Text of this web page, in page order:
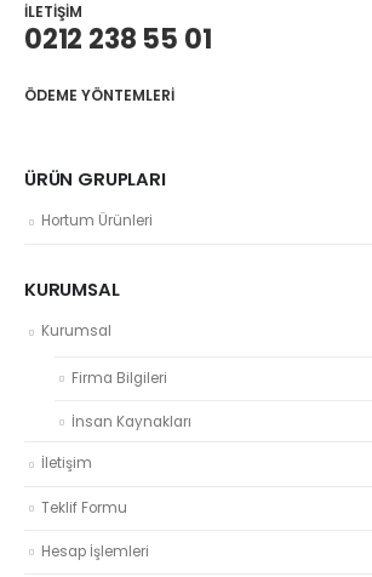
İLETIŞIM
0212 238 55 01
ÖDEME YÖNTEMLERI
ÜRÜN GRUPLARI
Hortum Ürünleri
KURUMSAL
Kurumsal
Firma Bilgileri
İnsan Kaynakları
İletişim
Teklif Formu
Hesap İşlemleri